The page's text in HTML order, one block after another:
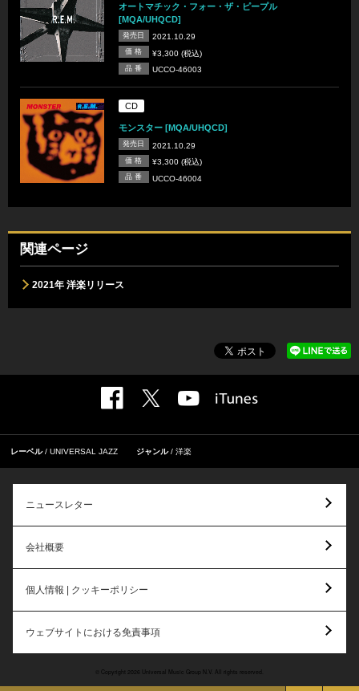
オートマチック・フォー・ザ・ピープル
[MQA/UHQCD]
発売日 2021.10.29
価 格 ¥3,300 (税込)
品 番 UCCO-46003
CD
モンスター [MQA/UHQCD]
発売日 2021.10.29
価 格 ¥3,300 (税込)
品 番 UCCO-46004
関連ページ
2021年 洋楽リリース
レーベル UNIVERSAL JAZZ ジャンル 洋楽
ニュースレター
会社概要
個人情報 | クッキーポリシー
ウェブサイトにおける免責事項
© Copyright 2026 Universal Music Group N.V. All rights reserved.